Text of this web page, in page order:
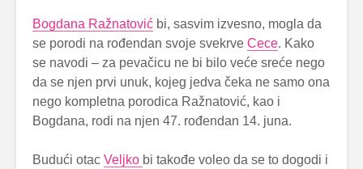
Bogdana Ražnatović bi, sasvim izvesno, mogla da
se porodi na rođendan svoje svekrve Cece. Kako
se navodi – za pevačicu ne bi bilo veće sreće nego
da se njen prvi unuk, kojeg jedva čeka ne samo ona
nego kompletna porodica Ražnatović, kao i
Bogdana, rodi na njen 47. rođendan 14. juna.
Budući otac Veljko bi takođe voleo da se to dogodi i